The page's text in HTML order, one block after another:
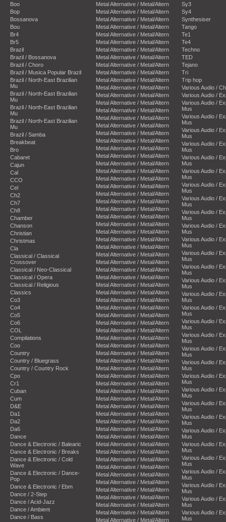
Boo
Bop
Bossanova
Bou
Br4
Br5
Brazil
Brazil / Bossanova
Brazil / Choro
Brazil / Musica Popular Brazil
Brazil / North-East Brazilian
Mu
Brazil / North-East Brazilian
Mu
Brazil / North-East Brazilian
Mu
Brazil / North-East Brazilian
Mu
Brazil / Samba
Breakbeat
Bro
Cabaret
Cajun
Cal
CCO
Cel
Ch2
Ch7
Ch8
Chamber
Chanson
Christian
Christmas
Cla
Classical / Classical
Crossover
Classical / Neo-Classical
Classical / Opera
Classical / Religious
Classics
Co3
Co4
Co5
Co6
COL
Compilations
Coo
Country
Country / Bluegrass
Country / Country Rock
Cpo
Cr1
Cuban
Cum
D&E
Da1
Da2
Da6
Dance
Dance & Electronic / Balearic
Dance & Electronic / Breaks
Dance & Electronic / Cold
Wave
Dance & Electronic / Dance-
Pop
Dance & Electronic / Ebm
Dance / 2-Step
Dance / Acid-Jazz
Dance / Ambient
Dance / Bass
Metal Alternative / Metal/Altern
Metal Alternative / Metal/Altern
Metal Alternative / Metal/Altern
Metal Alternative / Metal/Altern
Metal Alternative / Metal/Altern
Metal Alternative / Metal/Altern
Metal Alternative / Metal/Altern
Metal Alternative / Metal/Altern
Metal Alternative / Metal/Altern
Metal Alternative / Metal/Altern
Metal Alternative / Metal/Altern
Metal Alternative / Metal/Altern
Metal Alternative / Metal/Altern
Metal Alternative / Metal/Altern
Metal Alternative / Metal/Altern
Metal Alternative / Metal/Altern
Metal Alternative / Metal/Altern
Metal Alternative / Metal/Altern
Metal Alternative / Metal/Altern
Metal Alternative / Metal/Altern
Metal Alternative / Metal/Altern
Metal Alternative / Metal/Altern
Metal Alternative / Metal/Altern
Metal Alternative / Metal/Altern
Metal Alternative / Metal/Altern
Metal Alternative / Metal/Altern
Metal Alternative / Metal/Altern
Metal Alternative / Metal/Altern
Metal Alternative / Metal/Altern
Metal Alternative / Metal/Altern
Metal Alternative / Metal/Altern
Metal Alternative / Metal/Altern
Metal Alternative / Metal/Altern
Metal Alternative / Metal/Altern
Metal Alternative / Metal/Altern
Metal Alternative / Metal/Altern
Metal Alternative / Metal/Altern
Metal Alternative / Metal/Altern
Metal Alternative / Metal/Altern
Metal Alternative / Metal/Altern
Metal Alternative / Metal/Altern
Metal Alternative / Metal/Altern
Metal Alternative / Metal/Altern
Metal Alternative / Metal/Altern
Metal Alternative / Metal/Altern
Metal Alternative / Metal/Altern
Metal Alternative / Metal/Altern
Metal Alternative / Metal/Altern
Metal Alternative / Metal/Altern
Metal Alternative / Metal/Altern
Metal Alternative / Metal/Altern
Metal Alternative / Metal/Altern
Metal Alternative / Metal/Altern
Metal Alternative / Metal/Altern
Metal Alternative / Metal/Altern
Metal Alternative / Metal/Altern
Metal Alternative / Metal/Altern
Metal Alternative / Metal/Altern
Metal Alternative / Metal/Altern
Metal Alternative / Metal/Altern
Metal Alternative / Metal/Altern
Metal Alternative / Metal/Altern
Metal Alternative / Metal/Altern
Metal Alternative / Metal/Altern
Metal Alternative / Metal/Altern
Metal Alternative / Metal/Altern
Metal Alternative / Metal/Altern
Metal Alternative / Metal/Altern
Metal Alternative / Metal/Altern
Sy3
Sy4
Synthesiser
Tango
Te1
Te4
Techno
TED
Tejano
Tri
Trip hop
Various Audio /
Various Audio /
Various Audio /
Mus
Various Audio /
Mus
Various Audio /
Mus
Various Audio /
Mus
Various Audio /
Mus
Various Audio /
Mus
Various Audio /
Mus
Various Audio /
Mus
Various Audio /
Mus
Various Audio /
Mus
Various Audio /
Mus
Various Audio /
Mus
Various Audio /
Mus
Various Audio /
Mus
Various Audio /
Mus
Various Audio /
Mus
Various Audio /
Mus
Various Audio /
Mus
Various Audio /
Mus
Various Audio /
Mus
Various Audio /
Mus
Various Audio /
Mus
Various Audio /
Mus
Various Audio /
Mus
Various Audio /
Mus
Various Audio /
Mus
Various Audio /
Mus
Various Audio /
Mus
Various Audio /
Mus
Various Audio /
Mus
Various Audio /
Mus